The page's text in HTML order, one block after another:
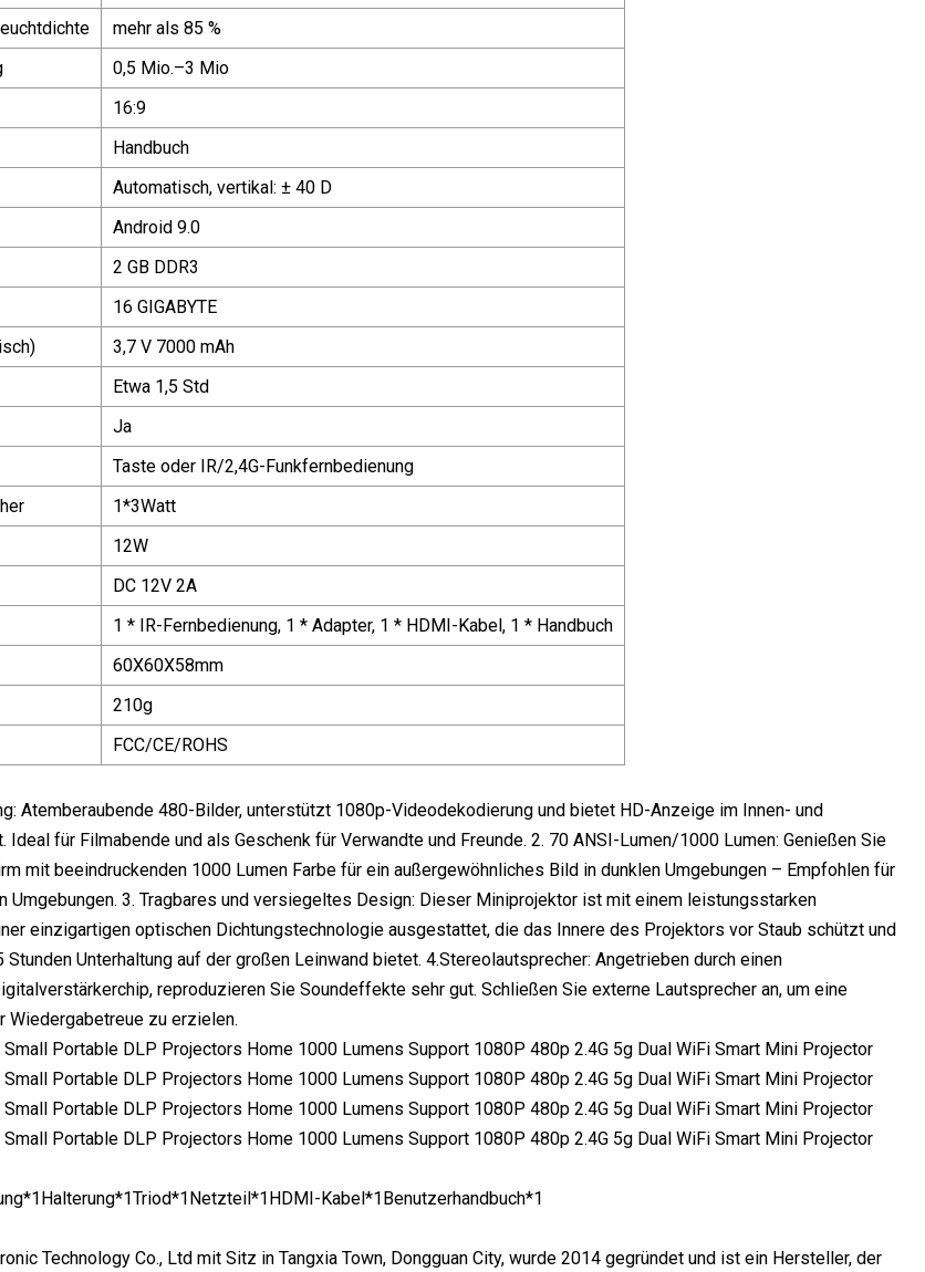
mehr als 85 %
0,5 Mio.–3 Mio
16:9
Handbuch
Automatisch, vertikal: ± 40 D
Android 9.0
2 GB DDR3
16 GIGABYTE
3,7 V 7000 mAh
Etwa 1,5 Std
Ja
Taste oder IR/2,4G-Funkfernbedienung
1*3Watt
12W
DC 12V 2A
1 * IR-Fernbedienung, 1 * Adapter, 1 * HDMI-Kabel, 1 * Handbuch
60X60X58mm
210g
FCC/CE/ROHS
Atemberaubende 480-Bilder, unterstützt 1080p-Videodekodierung und bietet HD-Anzeige im Innen- und
Ideal für Filmabende und als Geschenk für Verwandte und Freunde. 2. 70 ANSI-Lumen/1000 Lumen: Genießen Sie
mit beeindruckenden 1000 Lumen Farbe für ein außergewöhnliches Bild in dunklen Umgebungen – Empfohlen für
Umgebungen. 3. Tragbares und versiegeltes Design: Dieser Miniprojektor ist mit einem leistungsstarken
einzigartigen optischen Dichtungstechnologie ausgestattet, die das Innere des Projektors vor Staub schützt und
Unterhaltung auf der großen Leinwand bietet. 4.Stereolautsprecher: Angetrieben durch einen
reproduzieren Sie Soundeffekte sehr gut. Schließen Sie externe Lautsprecher an, um eine
Wiedergabetreue zu erzielen.
Kabel*1Benutzerhandbuch*1
Technology Co., Ltd mit Sitz in Tangxia Town, Dongguan City, wurde 2014 gegründet und ist ein Hersteller, der